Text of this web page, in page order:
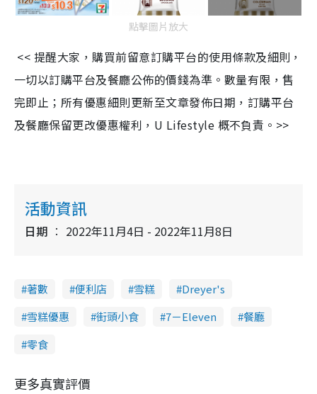
點擊圖片放大
<< 提醒大家，購買前留意訂購平台的使用條款及細則，
一切以訂購平台及餐廳公佈的價錢為準。數量有限，售
完即止；所有優惠細則更新至文章發佈日期，訂購平台
及餐廳保留更改優惠權利，U Lifestyle 概不負責。>>
活動資訊
日期 2022年11月4日 - 2022年11月8日
著數 便利店 雪糕
Dreyer's
雪糕優惠
街頭小食 7－Eleven
餐廳
零食
更多真實評價